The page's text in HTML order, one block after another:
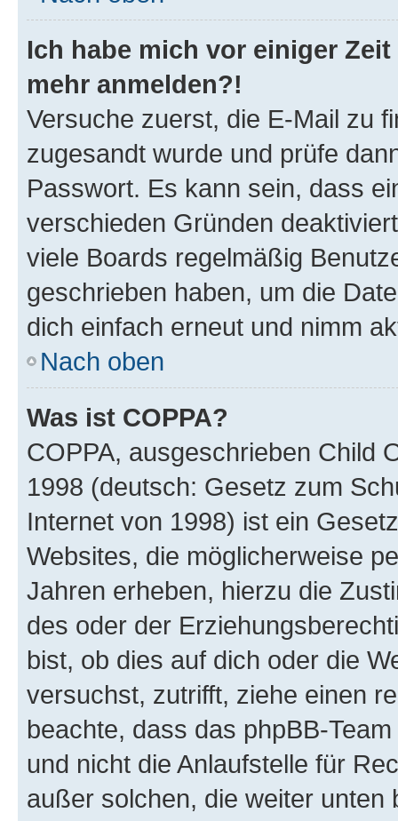
Ich habe mich vor einiger
mehr anmelden?!
Versuche zuerst, die E-Mail zu
zugesandt wurde und prüfe
Passwort. Es kann sein, dass
verschieden Gründen
viele Boards regelmäßig
geschrieben haben, um die
dich einfach erneut und nimm
Nach oben
Was ist COPPA?
COPPA, ausgeschrieben Child
1998 (deutsch: Gesetz zum
Internet von 1998) ist ein
Websites, die möglicherweise
Jahren erheben, hierzu die
des oder der
bist, ob dies auf dich oder die
versuchst, zutrifft, ziehe einen
beachte, dass das phpBB-
und nicht die Anlaufstelle für
außer solchen, die weiter unten